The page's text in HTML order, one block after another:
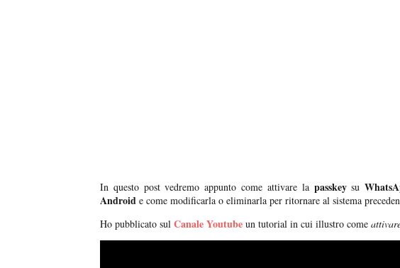
In questo post vedremo appunto come attivare la passkeysu
Android e come modificarla o eliminarla per ritornare al sistema
Ho pubblicato sul Canale Youtube un tutorial in cui illustro come